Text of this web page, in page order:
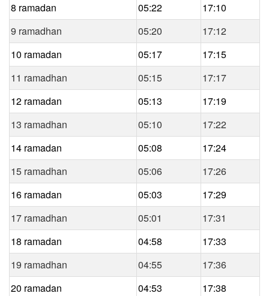
8 ramadan
05:22
17:10
9 ramadhan
05:20
17:12
10 ramadan
05:17
17:15
11 ramadhan
05:15
17:17
12 ramadan
05:13
17:19
13 ramadhan
05:10
17:22
14 ramadan
05:08
17:24
15 ramadhan
05:06
17:26
16 ramadan
05:03
17:29
17 ramadhan
05:01
17:31
18 ramadan
04:58
17:33
19 ramadhan
04:55
17:36
20 ramadan
04:53
17:38